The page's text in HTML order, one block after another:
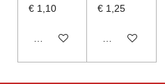
€ 1,10
In winkelwagen
€ 1,25
In winkelwagen